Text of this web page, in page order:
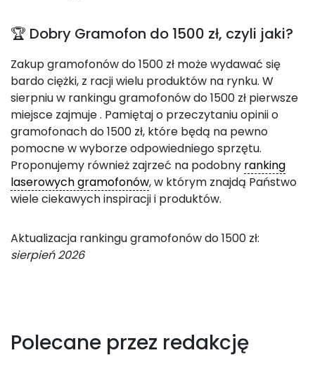
🏆 Dobry Gramofon do 1500 zł, czyli jaki?
Zakup gramofonów do 1500 zł może wydawać się
bardo ciężki, z racji wielu produktów na rynku. W
sierpniu w rankingu gramofonów do 1500 zł pierwsze
miejsce zajmuje. Pamiętaj o przeczytaniu opinii o
gramofonach do 1500 zł, które będą na pewno
pomocne w wyborze odpowiedniego sprzętu.
Proponujemy również zajrzeć na podobny ranking
laserowych gramofonów, w którym znajdą Państwo
wiele ciekawych inspiracji i produktów.
Aktualizacja rankingu gramofonów do 1500 zł:
sierpień 2026
Polecane przez redakcję